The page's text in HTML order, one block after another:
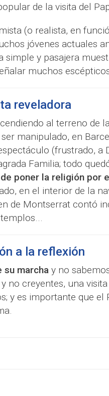
de la visita del
(o realista, en
jóvenes actuales
simple y pasajera
muchos
reveladora
al terreno de
manipulado, en
(frustrado, a
Familia; todo
poner la religión por
en el interior de la
de Montserrat contó
a la reflexión
su marchay no
no creyentes, una
y es importante que el